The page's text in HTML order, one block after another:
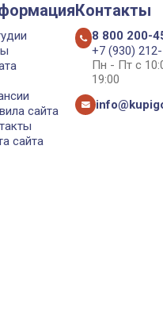
сайта
сайта
Контакты
8 800 200-
+7 (930)
Пн - Пт с
19:00